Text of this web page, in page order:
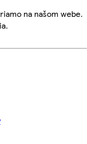
na našom webe.